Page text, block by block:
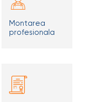
Montarea
profesionala